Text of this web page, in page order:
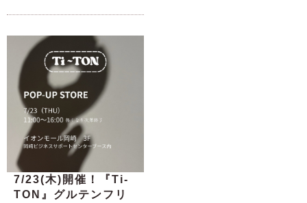
7/23(木)開催！『Ti-
TON』グルテンフリ